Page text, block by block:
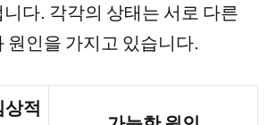
다. 각각의 상태는 서로 다른
원인을 가지고 있습니다.
상적